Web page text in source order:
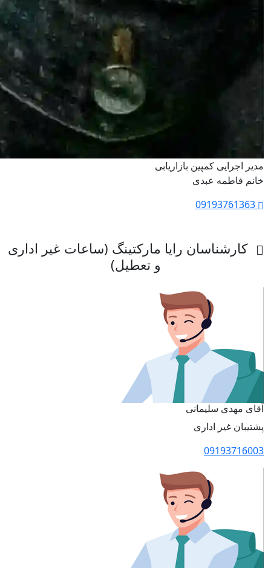
مدیر اجرایی کمپین بازاریابی
خانم فاطمه عبدی
کارشناسان رایا مارکتینگ (ساعات غیر اداری
و تعطیل)
آقای مهدی سلیمانی
پشتیبان غیر اداری
09193716003